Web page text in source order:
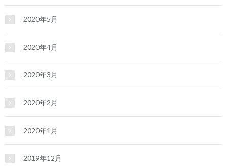
2020年5月
2020年4月
2020年3月
2020年2月
2020年1月
2019年12月